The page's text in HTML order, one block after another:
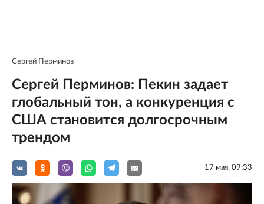
Сергей Перминов
Сергей Перминов: Пекин задает
глобальный тон, а конкуренция с
США становится долгосрочным
трендом
17 мая, 09:33